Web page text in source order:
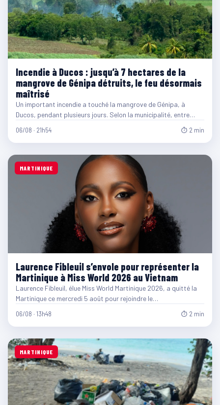
Incendie à Ducos : jusqu’à 7 hectares de la
mangrove de Génipa détruits, le feu désormais
maîtrisé
Un important incendie a touché la mangrove de Génipa, à
Ducos, pendant plusieurs jours. Selon la municipalité, entre…
06/08 · 21h54 ⏱ 2 min
MARTINIQUE
Laurence Fibleuil s’envole pour représenter la
Martinique à Miss World 2026 au Vietnam
Laurence Fibleuil, élue Miss World Martinique 2026, a quitté la
Martinique ce mercredi 5 août pour rejoindre le…
06/08 · 13h48 ⏱ 2 min
MARTINIQUE